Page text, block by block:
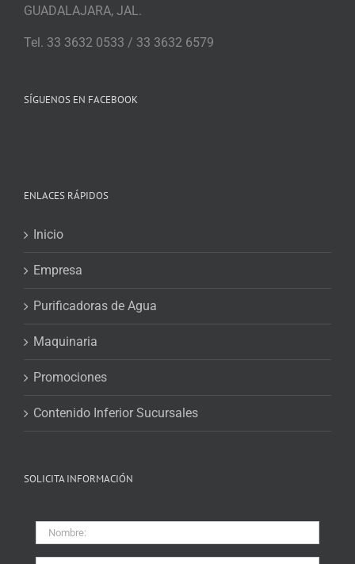
GUADALAJARA, JAL.
Tel. 33 3632 0533 / 33 3632 6579
SÍGUENOS EN FACEBOOK
ENLACES RÁPIDOS
Inicio
Empresa
Purificadoras de Agua
Maquinaria
Promociones
Contenido Inferior Sucursales
SOLICITA INFORMACIÓN